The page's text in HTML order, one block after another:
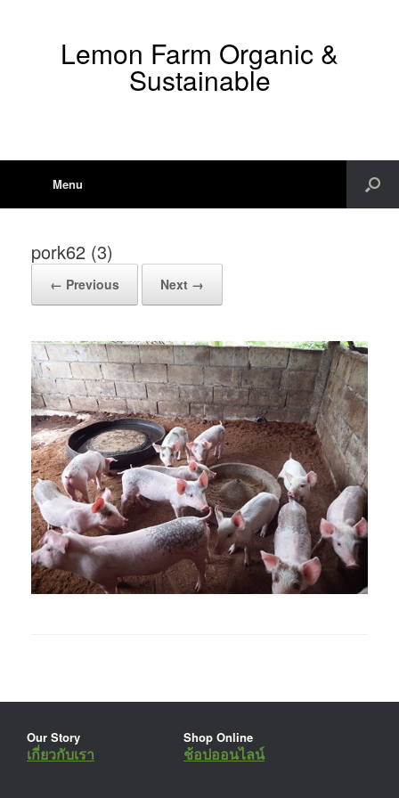
Lemon Farm Organic &
Sustainable
Menu
pork62 (3)
← Previous Next →
Our Story
เกี่ยวกับเรา
Shop Online
ช้อปออนไลน์